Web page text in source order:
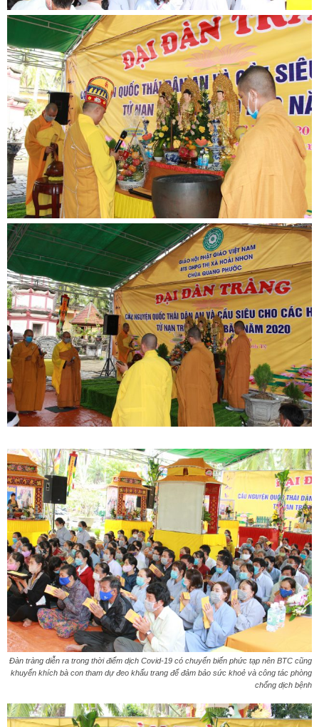
Đàn tràng diễn ra trong thời điểm dịch Covid-19 có chuyển biến phức tạp nên BTC cũng
khuyến khích bà con tham dự đeo khẩu trang để đảm bảo sức khoẻ và công tác phòng
chống dịch bệnh